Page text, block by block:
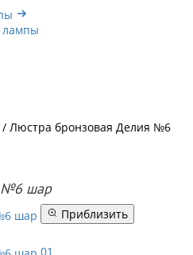
лампы
/ Люстра бронзовая Делия №6
№6 шар
Приблизить
01